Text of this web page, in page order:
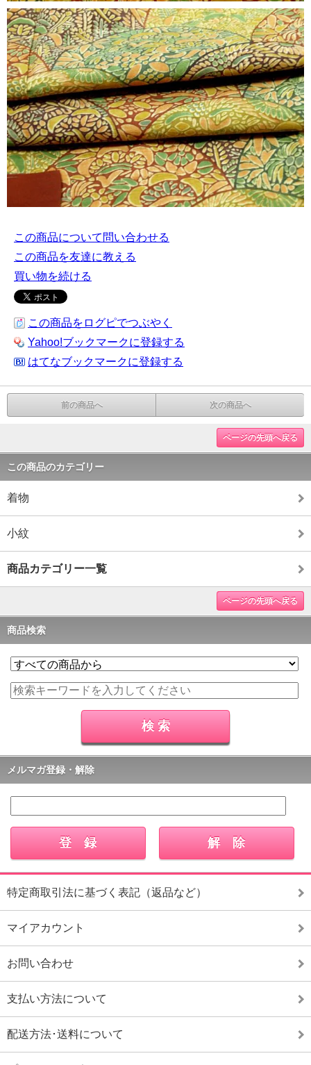
この商品について問い合わせる
この商品を友達に教える
買い物を続ける
この商品をログピでつぶやく
Yahoo!ブックマークに登録する
はてなブックマークに登録する
前の商品へ 次の商品へ
ページの先頭へ戻る
この商品のカテゴリー
着物
小紋
商品カテゴリー一覧
ページの先頭へ戻る
商品検索
メルマガ登録・解除
特定商取引法に基づく表記（返品など）
マイアカウント
お問い合わせ
支払い方法について
配送方法･送料について